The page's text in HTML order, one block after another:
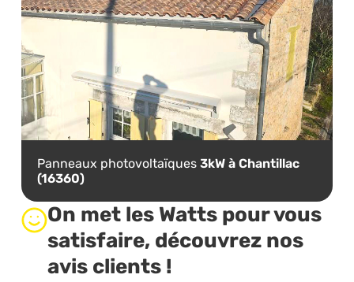
Panneaux photovoltaïques 3kW à Chantillac
(16360)
On met les Watts pour vous
satisfaire, découvrez nos
avis clients !